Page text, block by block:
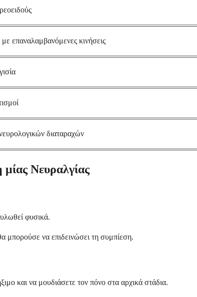
επαναλαμβανόμενες κινήσεις
διαταραχών
μίας Νευραλγίας
φυσικά.
μπορούσε να επιδεινώσει τη συμπίεση.
και να μουδιάσετε τον πόνο στα αρχικά στάδια.